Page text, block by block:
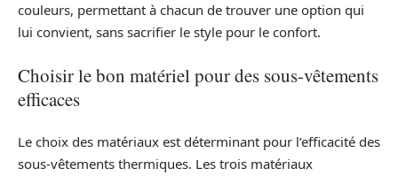
couleurs, permettant à chacun de trouver une option qui
lui convient, sans sacrifier le style pour le confort.
Choisir le bon matériel pour des sous-vêtements
efficaces
Le choix des matériaux est déterminant pour l’efficacité des
sous-vêtements thermiques. Les trois matériaux